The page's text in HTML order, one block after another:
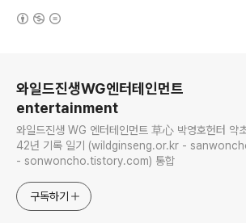
와일드진생WG엔터테인먼트
entertainment
와일드진생 WG 엔터테인먼트 草心 박영호헌터 약
42년 기록 일기 (wildginseng.or.kr - sanwoncho.or.kr
- sonwoncho.tistory.com) 통합
구독하기